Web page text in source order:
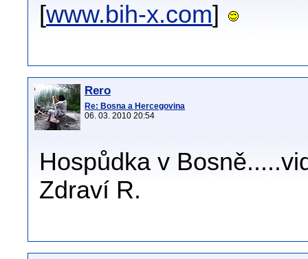
[www.bih-x.com]
Rero
Re: Bosna a Hercegovina
06. 03. 2010 20:54
Hospůdka v
Zdraví R.